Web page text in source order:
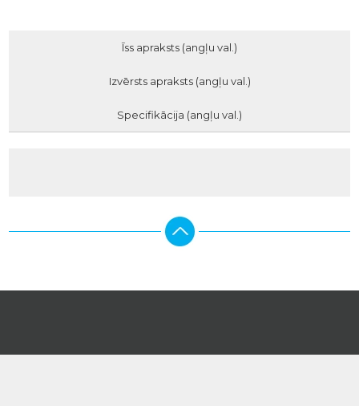
Īss apraksts (angļu val.)
Izvērsts apraksts (angļu val.)
Specifikācija (angļu val.)